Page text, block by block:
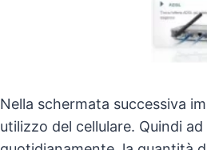
Nella schermata successiva
utilizzo del cellulare. Quindi